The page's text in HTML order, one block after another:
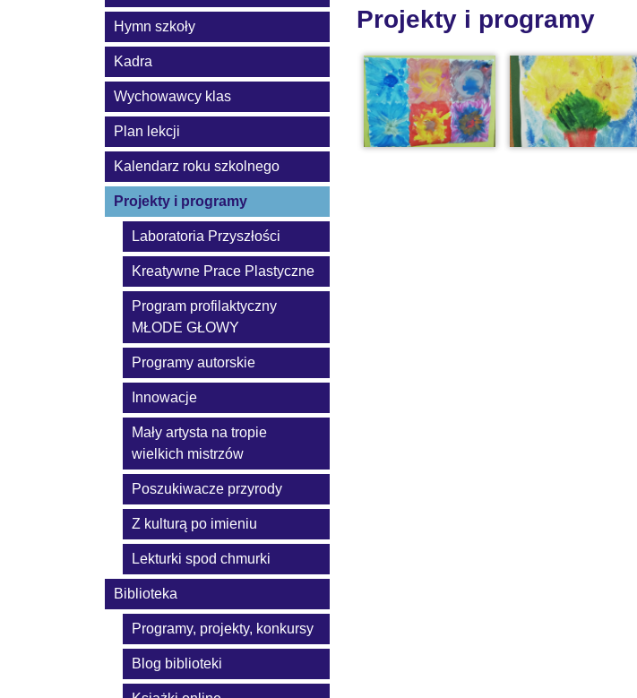
Projekty i programy
Hymn szkoły
Kadra
Wychowawcy klas
Plan lekcji
Kalendarz roku szkolnego
Projekty i programy
Laboratoria Przyszłości
Kreatywne Prace Plastyczne
Program profilaktyczny
MŁODE GŁOWY
Programy autorskie
Innowacje
Mały artysta na tropie
wielkich mistrzów
Poszukiwacze przyrody
Z kulturą po imieniu
Lekturki spod chmurki
Biblioteka
Programy, projekty, konkursy
Blog biblioteki